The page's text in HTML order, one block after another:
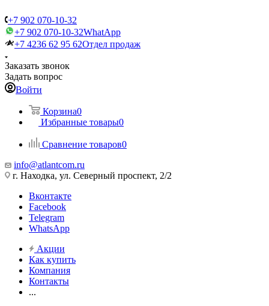
+7 902 070-10-32
+7 902 070-10-32WhatApp
+7 4236 62 95 62Отдел продаж
Заказать звонок
Задать вопрос
Войти
Корзина0
Избранные товары0
Сравнение товаров0
info@atlantcom.ru
г. Находка, ул. Северный проспект, 2/2
Вконтакте
Facebook
Telegram
WhatsApp
Акции
Как купить
Компания
Контакты
...